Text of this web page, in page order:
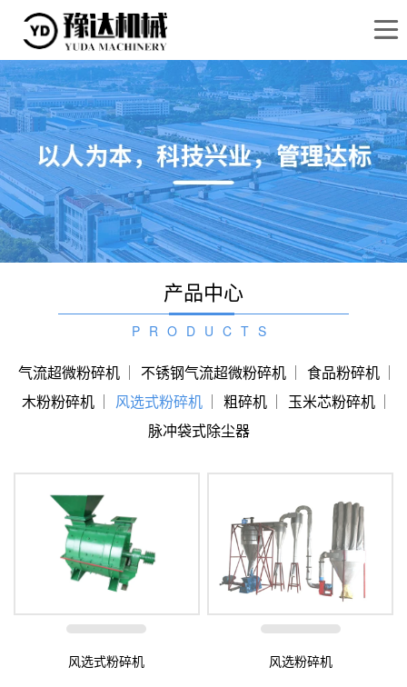

产品中心
PRODUCTS
气流超微粉碎机 不锈钢气流超微粉碎机
食品粉碎机
木粉粉碎机
风选式粉碎机 粗碎机
玉米芯粉碎机
脉冲袋式除尘器
风选式粉碎机 风选粉碎机